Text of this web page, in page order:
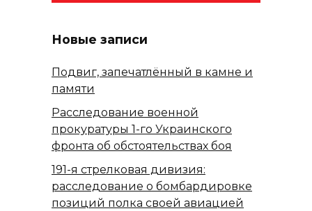
Новые записи
Подвиг, запечатлённый в камне и
памяти
Расследование военной
прокуратуры 1-го Украинского
фронта об обстоятельствах боя
191-я стрелковая дивизия:
расследование о бомбардировке
позиций полка своей авиацией